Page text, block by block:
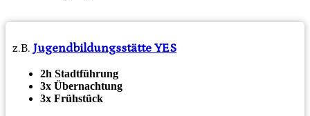
z.B. Jugendbildungsstätte YES
2h Stadtführung
3x Übernachtung
3x Frühstück